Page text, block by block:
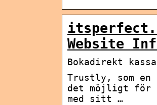
Website
Bokadirekt
Trustly, som en
det möjligt för
med sitt …